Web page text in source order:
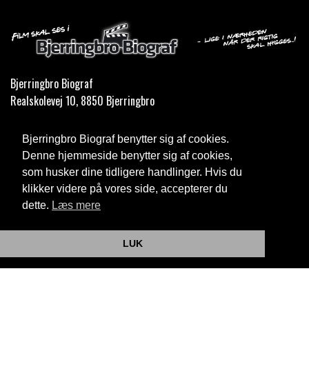
Bjerringbro Biograf benytter sig af cookies.
Denne hjemmeside benytter sig af cookies,
som husker dine tidligere handlinger. Hvis du
klikker videre på vores side, accepterer du
dette. Læs mere
LUK
Bjerringbro Biograf
Realskolevej 10, 8850 Bjerringbro
Telefon:35 11 59 59
Email: info@bjerringbrobiograf.dk
Cookie- og privatlivspolitik